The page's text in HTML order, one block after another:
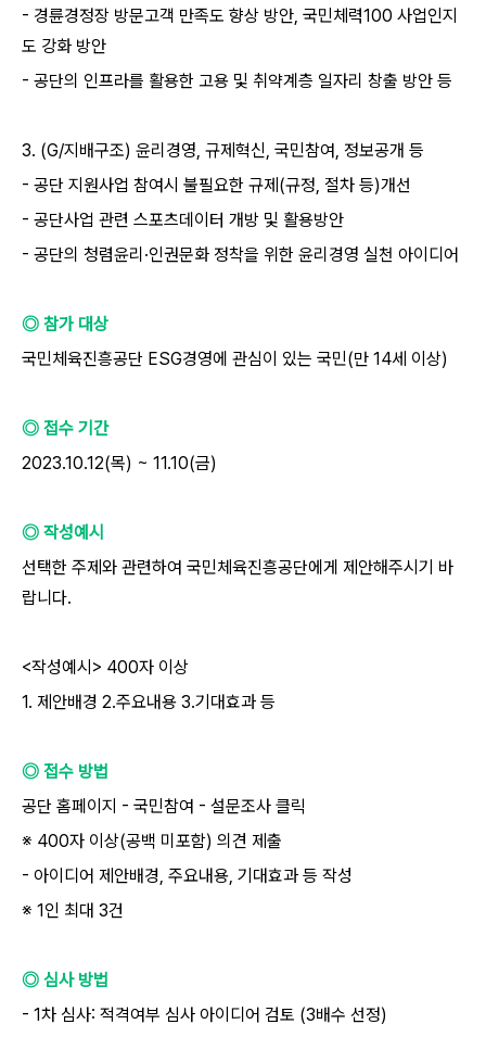
- 경륜경정장 방문고객 만족도 향상 방안, 국민체력100 사업인지
도 강화 방안
- 공단의 인프라를 활용한 고용 및 취약계층 일자리 창출 방안 등
3. (G/지배구조) 윤리경영, 규제혁신, 국민참여, 정보공개 등
- 공단 지원사업 참여시 불필요한 규제(규정, 절차 등)개선
- 공단사업 관련 스포츠데이터 개방 및 활용방안
- 공단의 청렴윤리·인권문화 정착을 위한 윤리경영 실천 아이디어
◎ 참가 대상
국민체육진흥공단 ESG경영에 관심이 있는 국민(만 14세 이상)
◎ 접수 기간
2023.10.12(목) ~ 11.10(금)
◎ 작성예시
선택한 주제와 관련하여 국민체육진흥공단에게 제안해주시기 바
랍니다.
<작성예시> 400자 이상
1. 제안배경 2.주요내용 3.기대효과 등
◎ 접수 방법
공단 홈페이지 - 국민참여 - 설문조사 클릭
※ 400자 이상(공백 미포함) 의견 제출
- 아이디어 제안배경, 주요내용, 기대효과 등 작성
※ 1인 최대 3건
◎ 심사 방법
- 1차 심사: 적격여부 심사 아이디어 검토 (3배수 선정)